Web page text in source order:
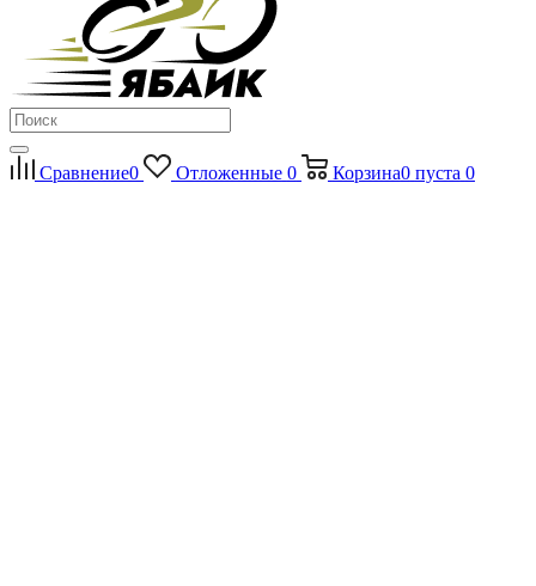
Сравнение0 Отложенные 0 Корзина0 пуста 0